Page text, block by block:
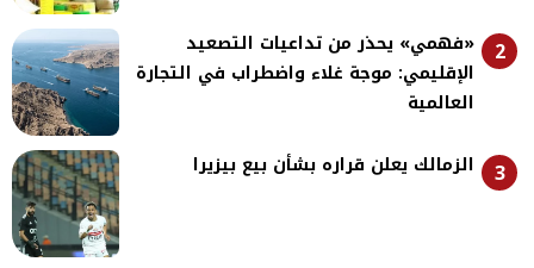
2
«فهمي» يحذر من تداعيات التصعيد
الإقليمي: موجة غلاء واضطراب في التجارة
العالمية
3 الزمالك يعلن قراره بشأن بيع بيزيرا